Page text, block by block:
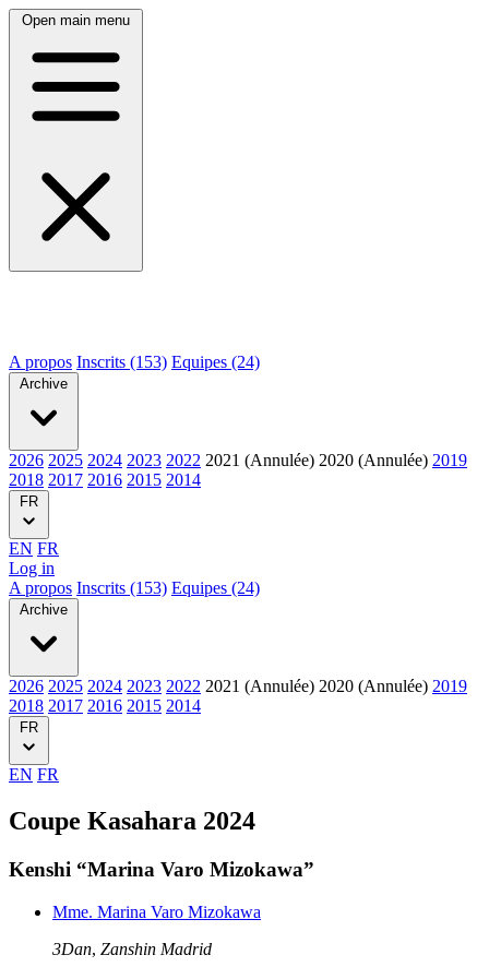
Open main menu
A propos Inscrits (153) Equipes (24)
Archive
2026 2025 2024 2023 2022 2021 (Annulée) 2020 (Annulée) 2019
2018 2017 2016 2015 2014
FR
EN FR
Log in
A propos Inscrits (153) Equipes (24)
Archive
2026 2025 2024 2023 2022 2021 (Annulée) 2020 (Annulée) 2019
2018 2017 2016 2015 2014
FR
EN FR
Coupe Kasahara 2024
Kenshi “Marina Varo Mizokawa”
Mme. Marina Varo Mizokawa
3Dan, Zanshin Madrid